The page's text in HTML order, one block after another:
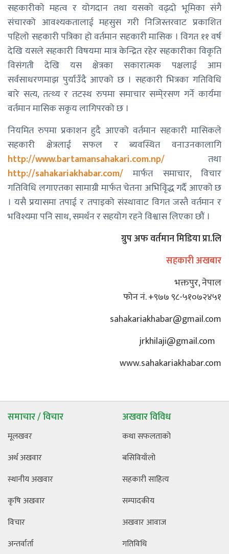
सहकारीको महत्व र योगदान तथा यसको वढ्दो भूमिका संगै
संचारको आवश्यकतालाई महसुस गरी निजिस्तरवाट प्रकाशित
पहिलो सहकारी पत्रिका हो वर्तमान सहकारी मासिक । विगत ११ वर्ष
देखि यसले सहकारी विषयमा मात्र केन्द्रित रहेर सहकारीका विकृति
विसंगती देखि यस क्षेत्रका सकारात्मक पक्षलाई आम
सर्वसाधरणमाझ पुर्याउँदै आएको छ । सहकारी भित्रका गतिविधि
बारे सत्य, तत्थ्य र तटस्थ रुपमा समाचार सम्पे्रसण गर्ने कार्यमा
वर्तमान मासिक सकृय लागिपरको छ ।
नियमित रुपमा प्रकाशन हुदै आएको वर्तमान सहकारी मासिकले
सहकारी क्षेत्रलाई सफल र ब्यवस्थित वनाउनकालागि
http://www.bartamansahakari.com.np/ तथा
http://sahakariakhabar.com/ मार्फत समाचार, विचार
गतिविधि लगाएतका सामाग्री मार्फत चेतना अभिवृिद्ध गर्दै आएको छ
। यसै प्रयासमा तपाई र तपाइको संस्थावाट विगत जस्तै वर्तमान र
भविश्यमा पनि साथ, समर्थन र सहयोग रहने विश्वास लिएका छौं ।
ग्रुप अफ वर्तमान मिडिया प्रा.लि
सहकारी अखबार
भक्तपुर, नेपाल
फोन नं. +९७७ ९८-५१०७२४५१
sahakariakhabar@gmail.com
jrkhilaji@gmail.com
www.sahakariakhabar.com
समाचार / विचार
मूलखवर
अर्थ अखवार
स्थानीय अखवार
कृषि अखवार
विचार
अन्तर्वार्ता
अखवार विविध
कथा सफलताको
बसिवियाँलो
सहकारी साहित्य
सम्पादकीय
अखवार आवाज
गतिविधि